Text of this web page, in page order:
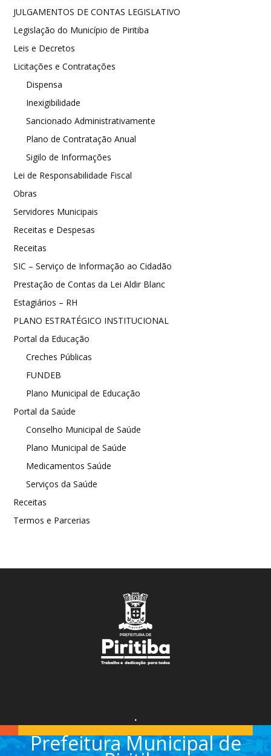
JULGAMENTOS DE CONTAS LEGISLATIVO
Legislação do Município de Piritiba
Leis e Decretos
Licitações e Contratações
Dispensa
Inexigibilidade
Sancionado Administrativamente
Plano de Contratação Anual
Sigilo de Informações
Lei de Responsabilidade Fiscal
Obras
Servidores Municipais
Receitas e Despesas
Receitas
SIC – Serviço de Informação ao Cidadão
Prestação de Contas da Lei Aldir Blanc
Estagiários – RH
PLANO ESTRATÉGICO INSTITUCIONAL
Portal da Educação
Creches Públicas
FUNDEB
Plano Municipal de Educação
Portal da Saúde
Conselho Municipal de Saúde
Plano Municipal de Saúde
Medicamentos Saúde
Serviços da Saúde
Receitas
Termos e Parcerias
.
Prefeitura Municipal de